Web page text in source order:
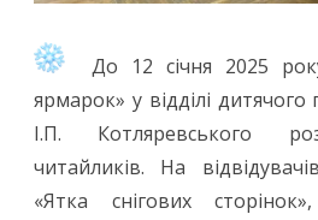
До 12 січня 2025
ярмарок» у відділі
І.П. Котляревського
читайликів. На
«Ятка снігових